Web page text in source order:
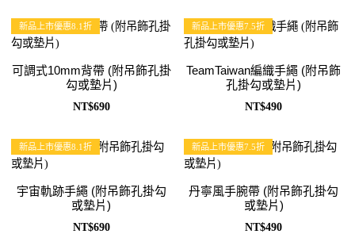
新品上市優惠8.1折
可調式10mm背帶 (附吊飾孔掛
勾或墊片)
NT$690
新品上市優惠7.5折
TeamTaiwan編織手繩 (附吊飾
孔掛勾或墊片)
NT$490
新品上市優惠8.1折
宇宙軌跡手繩 (附吊飾孔掛勾
或墊片)
NT$690
新品上市優惠7.5折
丹寧風手腕帶 (附吊飾孔掛勾
或墊片)
NT$490